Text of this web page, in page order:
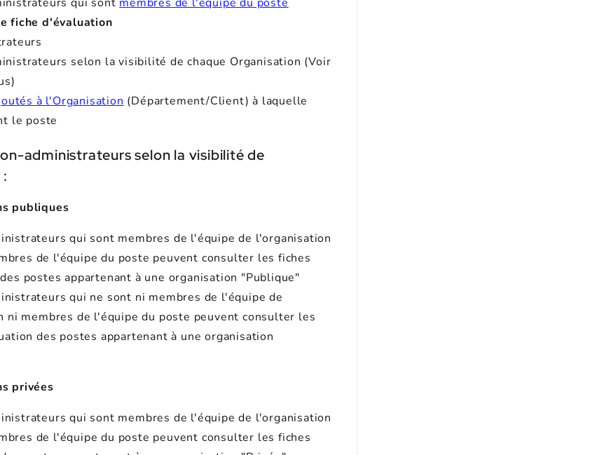
fiche d'évaluation
selon la visibilité de chaque Organisation (Voir
à l'Organisation (Département/Client) à laquelle
le poste
administrateurs selon la visibilité de
publiques
qui sont membres de l'équipe de l'organisation
de l'équipe du poste peuvent consulter les fiches
postes appartenant à une organisation "Publique"
qui ne sont ni membres de l'équipe de
ni membres de l'équipe du poste peuvent consulter les
des postes appartenant à une organisation
privées
qui sont membres de l'équipe de l'organisation
de l'équipe du poste peuvent consulter les fiches